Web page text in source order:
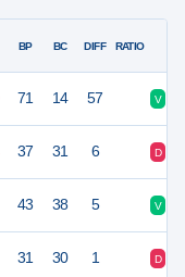
BP BC DIFF RATIO
71 14 57 V
37 31 6 D
43 38 5 V
31 30 1 D